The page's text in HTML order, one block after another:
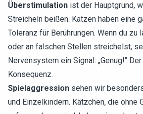
Überstimulation ist der Hauptgrund,
Streicheln beißen. Katzen haben eine
Toleranz für Berührungen. Wenn du zu
oder an falschen Stellen streichelst,
Nervensystem ein Signal: „Genug!"
Konsequenz.
Spielaggression sehen wir
und Einzelkindern. Kätzchen, die ohne